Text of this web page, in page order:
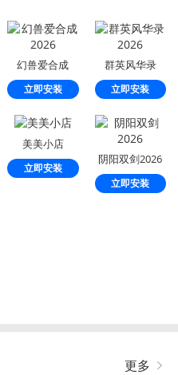
幻兽爱合成
2026
立即安装
群英风华录
2026
立即安装
美美小店
立即安装
阴阳双剑2026
立即安装
更多